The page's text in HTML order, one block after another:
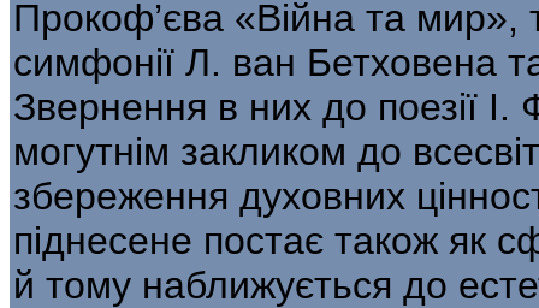
Прокоф’єва «Війна та мир»,
симфонії Л. ван Бетховена
Звернення в них до поезії
могутнім закликом до
збереження духовних
піднесене постає також як
й тому наближується до